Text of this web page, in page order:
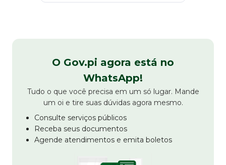
O Gov.pi agora está no
WhatsApp!
Tudo o que você precisa em um só lugar. Mande
um oi e tire suas dúvidas agora mesmo.
Consulte serviços públicos
Receba seus documentos
Agende atendimentos e emita boletos